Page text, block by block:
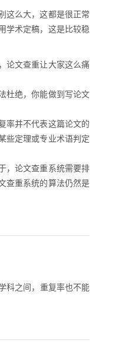
这么大，这都是很正常
学术定稿，这是比较稳
论文查重让大家这么痛
杜绝，你能做到写论文
率并不代表这篇论文的
些定理或专业术语判定
，论文查重系统需要排
查重系统的算法仍然是
科之间，重复率也不能